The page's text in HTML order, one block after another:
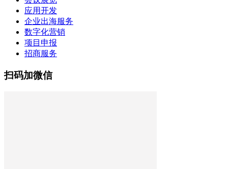
应用开发
企业出海服务
数字化营销
项目申报
招商服务
扫码加微信